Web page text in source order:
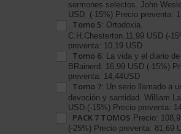
sermones selectos. John
USD. (-15%) Precio preventa:
Tomo 5: Ortodoxia.
C.H.Chesterton.11,99 USD (-
preventa: 10,19 USD
Tomo 6: La vida y el diario de
BRainerd. 16,99 USD (-15%)
preventa: 14,44USD
Tomo 7: Un serio llamado a
devoción y santidad. William
USD.(-15%) Precio preventa:
PACK 7 TOMOS Precio:
(-25%) Precio preventa: 81,69